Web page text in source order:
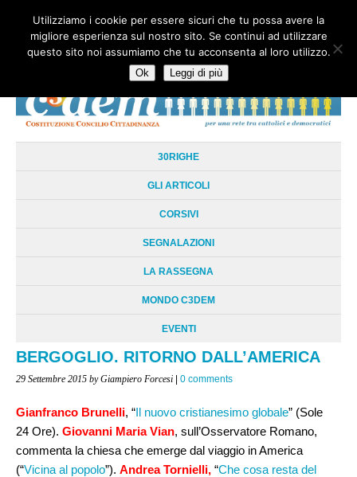
HOME CHI SIAMO LA RETE LE RADICI DOCUMENTAZIONE
AREE TEMATICHE
30RIGHE
GLI ARTICOLI
CORSIVI
SEGNALAZIONI
LA RASSEGNA
MONDO C3DEM
EVENTI
BERGOGLIO. RITORNO DALL’AMERICA
29 Settembre 2015 by Giampiero Forcesi | 0 comments
Gianfranco Brunelli, “Il nuovo cristianesimo globale” (Sole
24 Ore). Giovanni Maria Vian, sull’Osservatore Romano,
commenta la chiesa che emerge dal viaggio in America
(“Vicina al popolo”). Andrea Tornielli, “Che cosa resta del
Utilizziamo i cookie per essere sicuri che tu possa avere la
migliore esperienza sul nostro sito. Se continui ad utilizzare
questo sito noi assumiamo che tu acconsenta al loro utilizzo.
Ok Leggi di più